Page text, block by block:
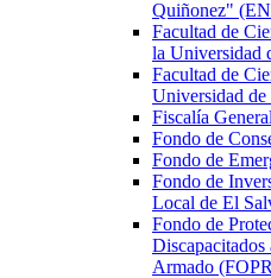
Quiñonez"
Facultad de
la Universidad
Facultad de
Universidad
Fiscalía
Fondo de
Fondo de
Fondo de
Local de El
Fondo de
Armado